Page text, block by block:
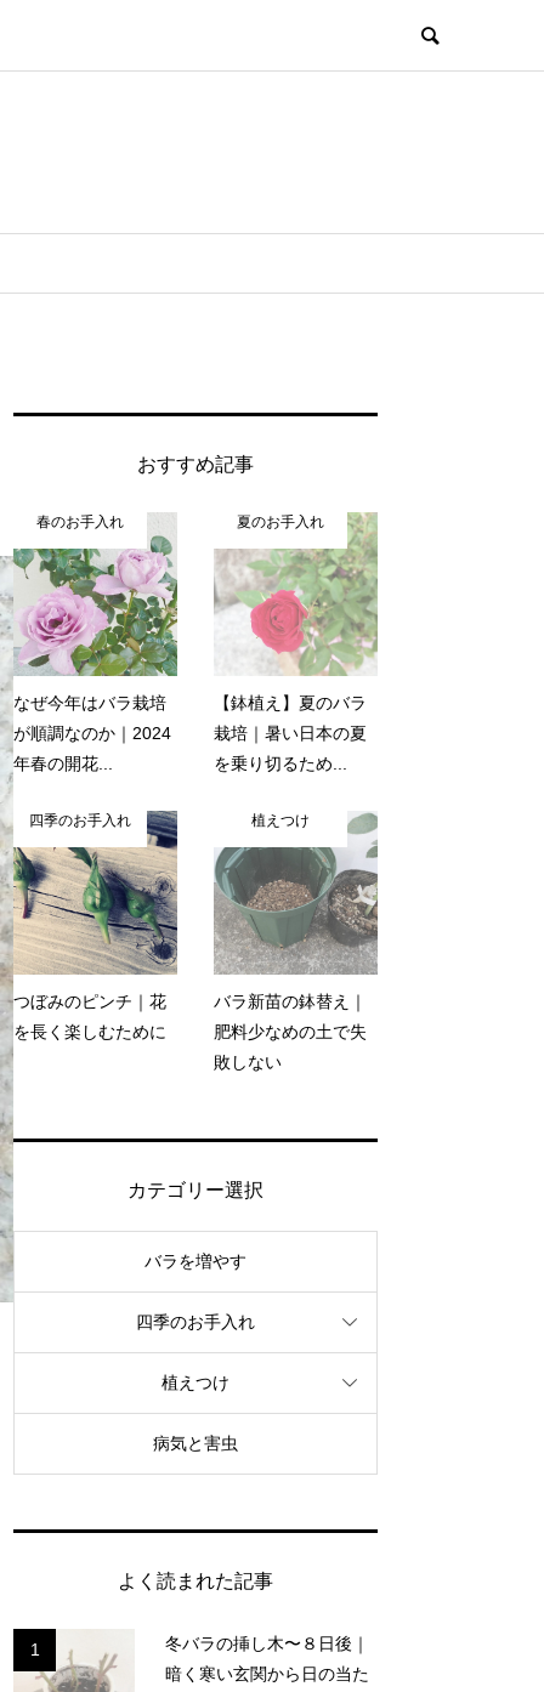
おすすめ記事
春のお手入れ
なぜ今年はバラ栽培
が順調なのか｜2024
年春の開花...
夏のお手入れ
【鉢植え】夏のバラ
栽培｜暑い日本の夏
を乗り切るため...
四季のお手入れ
つぼみのピンチ｜花
を長く楽しむために
植えつけ
バラ新苗の鉢替え｜
肥料少なめの土で失
敗しない
カテゴリー選択
バラを増やす
四季のお手入れ
植えつけ
病気と害虫
よく読まれた記事
1
冬バラの挿し木〜８日後｜
暗く寒い玄関から日の当た